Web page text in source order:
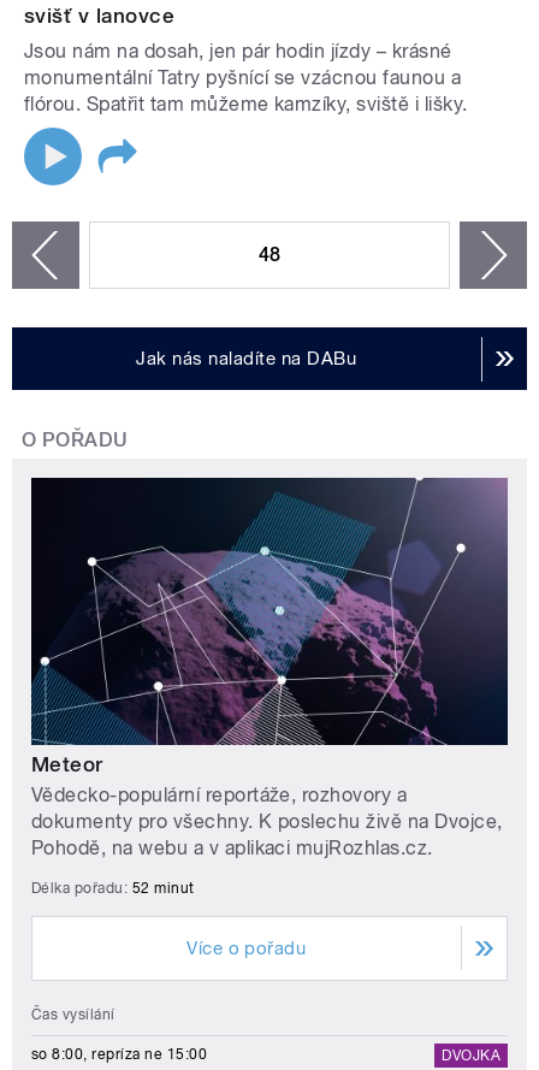
svišť v lanovce
Jsou nám na dosah, jen pár hodin jízdy – krásné
monumentální Tatry pyšnící se vzácnou faunou a
flórou. Spatřit tam můžeme kamzíky, sviště i lišky.
48
Jak nás naladíte na DABu
O POŘADU
Meteor
Vědecko-populární reportáže, rozhovory a
dokumenty pro všechny. K poslechu živě na Dvojce,
Pohodě, na webu a v aplikaci mujRozhlas.cz.
Délka pořadu: 52 minut
Více o pořadu
Čas vysílání
so 8:00, repríza ne 15:00 DVOJKA